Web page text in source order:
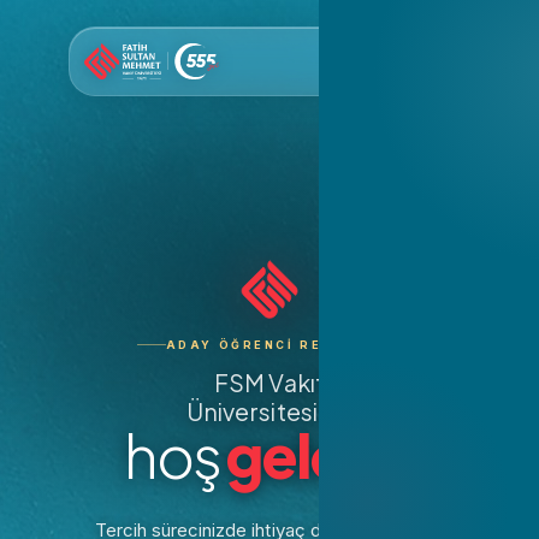
ADAY ÖĞRENCI REHBERI
FSM Vakıf
Üniversitesi'ne
hoşgeldin.
Tercih sürecinizde ihtiyaç duyacağınız tüm